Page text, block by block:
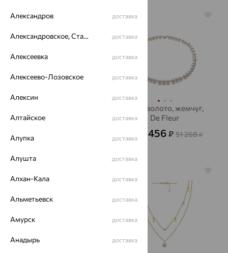
64% 64%
Бусы, золото, жемчуг,
De Fleur
18 456 ₽ 51 268₽
Александров доставка
Александровское, Ставропольский край доставка
Алексеевка доставка
Алексеево-Лозовское доставка
Алексин доставка
Алтайское доставка
Алупка доставка
Алушта доставка
Алхан-Кала доставка
Альметьевск доставка
Амурск доставка
Анадырь доставка